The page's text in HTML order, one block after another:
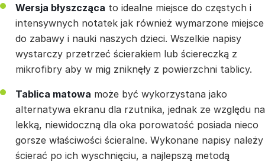
Wersja błyszcząca to idealne miejsce do częstych i
intensywnych notatek jak również wymarzone miejsce
do zabawy i nauki naszych dzieci. Wszelkie napisy
wystarczy przetrzeć ścierakiem lub ściereczką z
mikrofibry aby w mig zniknęły z powierzchni tablicy.
Tablica matowa może być wykorzystana jako
alternatywa ekranu dla rzutnika, jednak ze względu na
lekką, niewidoczną dla oka porowatość posiada nieco
gorsze właściwości ścieralne. Wykonane napisy należy
ścierać po ich wyschnięciu, a najlepszą metodą